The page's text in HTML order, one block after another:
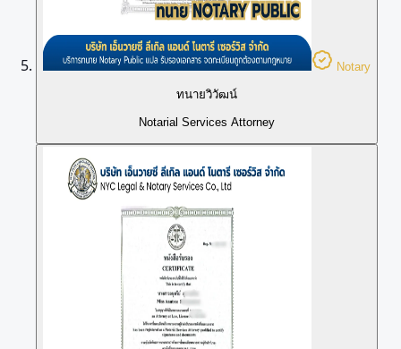
Notary
ทนายวิวัฒน์
Notarial Services Attorney